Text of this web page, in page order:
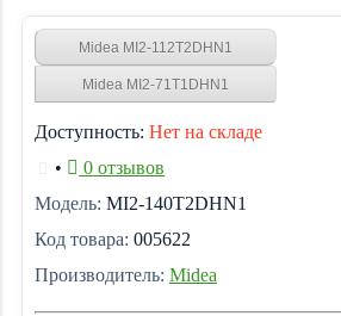
Midea MI2-112T2DHN1
Midea MI2-71T1DHN1
Доступность: Нет на складе
•
0 отзывов
Модель: MI2-140T2DHN1
Код товара: 005622
Производитель: Midea